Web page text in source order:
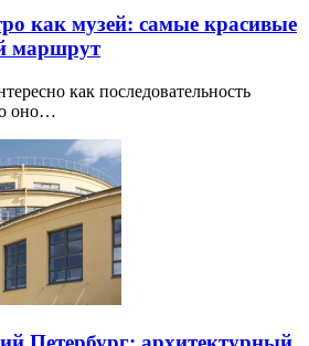
как музей: самые красивые
маршрут
как последовательность
оно…